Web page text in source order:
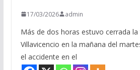
17/03/2026 admin
Más de dos horas estuvo cerrada
Villavicencio en la mañana del
el accidente en el